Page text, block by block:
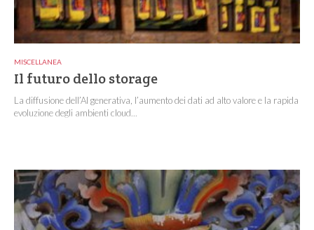
MISCELLANEA
Il futuro dello storage
La diffusione dell’AI generativa, l’aumento dei dati ad alto valore e la rapida
evoluzione degli ambienti cloud...